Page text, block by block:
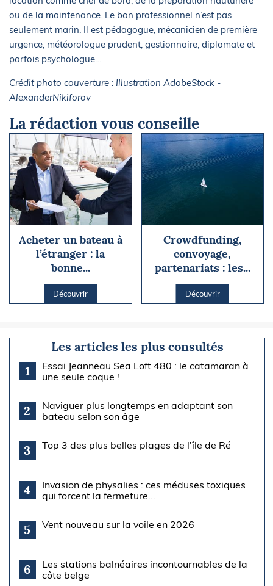
ou de la maintenance. Le bon professionnel n’est pas
seulement marin. Il est pédagogue, mécanicien de première
urgence, météorologue prudent, gestionnaire, diplomate et
parfois psychologue…
Crédit photo couverture : Illustration AdobeStock -
AlexanderNikiforov
La rédaction vous conseille
Acheter un bateau à
l’étranger : la
bonne...
Découvrir
Crowdfunding,
convoyage,
partenariats : les...
Découvrir
Les articles les plus consultés
1
Essai Jeanneau Sea Loft 480 : le catamaran à
une seule coque !
2
Naviguer plus longtemps en adaptant son
bateau selon son âge
3 Top 3 des plus belles plages de l'île de Ré
4
Invasion de physalies : ces méduses toxiques
qui forcent la fermeture...
5 Vent nouveau sur la voile en 2026
6
Les stations balnéaires incontournables de la
côte belge